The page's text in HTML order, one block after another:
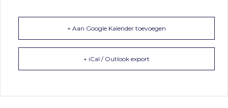
+ Aan Google Kalender toevoegen
+ iCal / Outlook export